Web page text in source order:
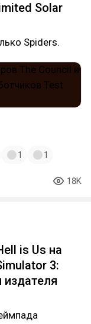
Solar
Spiders.
1 1
18K
is Us на
3:
издателя